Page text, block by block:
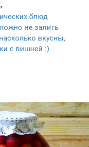
блюд
не залить
вкусны,
с вишней :)